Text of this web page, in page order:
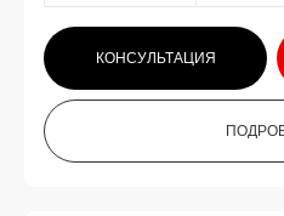
КОНСУЛЬТАЦИЯ